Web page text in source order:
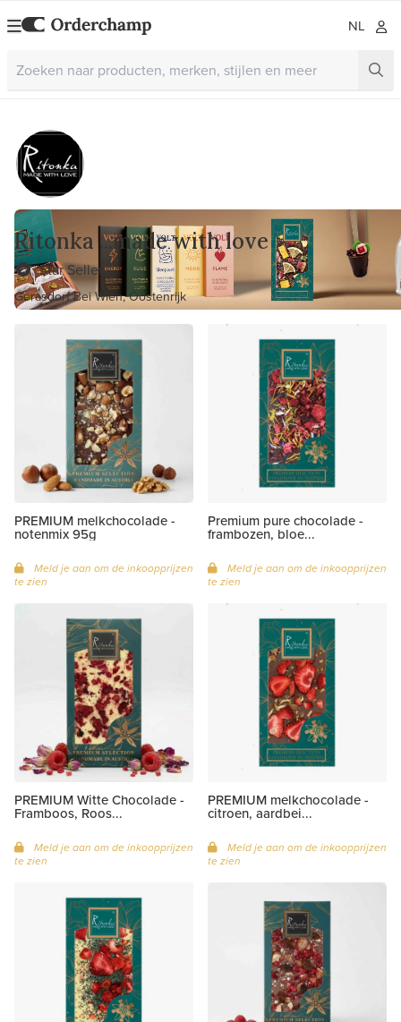
NL
Ritonka ...made with love
Star Seller
Gerasdorf Bei Wien, Oostenrijk
PREMIUM melkchocolade -
notenmix 95g
Meld je aan om de inkoopprijzen
te zien
Premium pure chocolade -
frambozen, bloe...
Meld je aan om de inkoopprijzen
te zien
PREMIUM Witte Chocolade -
Framboos, Roos...
Meld je aan om de inkoopprijzen
te zien
PREMIUM melkchocolade -
citroen, aardbei...
Meld je aan om de inkoopprijzen
te zien